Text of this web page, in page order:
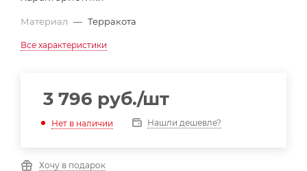
Материал — Терракота
Все характеристики
3 796 руб./шт
Нет в наличии Нашли дешевле?
Хочу в подарок